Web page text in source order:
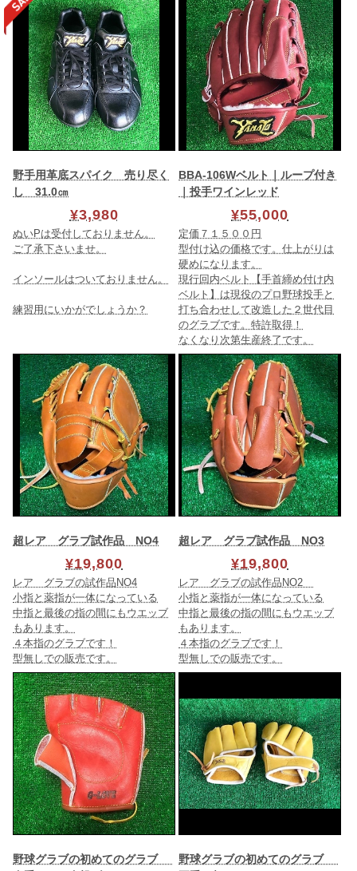
野手用革底スパイク 売り尽く
し 31.0㎝
¥3,980
ぬいPは受付しておりません。
ご了承下さいませ。
インソールはついておりません。
練習用にいかがでしょうか？
BBA-106Wベルト｜ループ付き
｜投手ワインレッド
¥55,000
定価７１５００円
型付け込の価格です。仕上がりは
硬めになります。
現行回内ベルト【手首締め付け内
ベルト】は現役のプロ野球投手と
打ち合わせして改造した２世代目
のグラブです。特許取得！
なくなり次第生産終了です。
超レア グラブ試作品 NO4
¥19,800
レア グラブの試作品NO4
小指と薬指が一体になっている
中指と最後の指の間にもウエッブ
もあります。
４本指のグラブです！
型無しでの販売です。
超レア グラブ試作品 NO3
¥19,800
レア グラブの試作品NO2
小指と薬指が一体になっている
中指と最後の指の間にもウエッブ
もあります。
４本指のグラブです！
型無しでの販売です。
野球グラブの初めてのグラブ
野球グラブの初めてのグラブ